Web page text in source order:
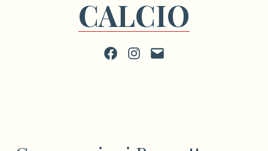
CALCIO
FacebookInstagram
scrivi